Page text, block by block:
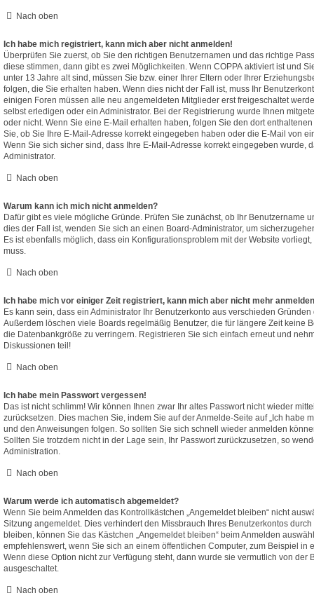
Nach oben
Ich habe mich registriert, kann mich aber nicht anmelden!
Überprüfen Sie zuerst, ob Sie den richtigen Benutzernamen und das richtige
diese stimmen, dann gibt es zwei Möglichkeiten. Wenn COPPA aktiviert ist und
unter 13 Jahre alt sind, müssen Sie bzw. einer Ihrer Eltern oder Ihrer
folgen, die Sie erhalten haben. Wenn dies nicht der Fall ist, muss Ihr
einigen Foren müssen alle neu angemeldeten Mitglieder erst freigeschaltet
selbst erledigen oder ein Administrator. Bei der Registrierung wurde Ihnen
oder nicht. Wenn Sie eine E-Mail erhalten haben, folgen Sie den dort
Sie, ob Sie Ihre E-Mail-Adresse korrekt eingegeben haben oder die E-Mail von
Wenn Sie sich sicher sind, dass Ihre E-Mail-Adresse korrekt eingegeben wurde,
Administrator.
Nach oben
Warum kann ich mich nicht anmelden?
Dafür gibt es viele mögliche Gründe. Prüfen Sie zunächst, ob Ihr Benutzername
dies der Fall ist, wenden Sie sich an einen Board-Administrator, um
Es ist ebenfalls möglich, dass ein Konfigurationsproblem mit der Website
muss.
Nach oben
Ich habe mich vor einiger Zeit registriert, kann mich aber nicht mehr
Es kann sein, dass ein Administrator Ihr Benutzerkonto aus verschieden
Außerdem löschen viele Boards regelmäßig Benutzer, die für längere Zeit keine
die Datenbankgröße zu verringern. Registrieren Sie sich einfach erneut und
Diskussionen teil!
Nach oben
Ich habe mein Passwort vergessen!
Das ist nicht schlimm! Wir können Ihnen zwar Ihr altes Passwort nicht wieder
zurücksetzen. Dies machen Sie, indem Sie auf der Anmelde-Seite auf „Ich habe
und den Anweisungen folgen. So sollten Sie sich schnell wieder anmelden
Sollten Sie trotzdem nicht in der Lage sein, Ihr Passwort zurückzusetzen, so
Administration.
Nach oben
Warum werde ich automatisch abgemeldet?
Wenn Sie beim Anmelden das Kontrollkästchen „Angemeldet bleiben“ nicht
Sitzung angemeldet. Dies verhindert den Missbrauch Ihres Benutzerkontos
bleiben, können Sie das Kästchen „Angemeldet bleiben“ beim Anmelden
empfehlenswert, wenn Sie sich an einem öffentlichen Computer, zum Beispiel in
Wenn diese Option nicht zur Verfügung steht, dann wurde sie vermutlich von der
ausgeschaltet.
Nach oben